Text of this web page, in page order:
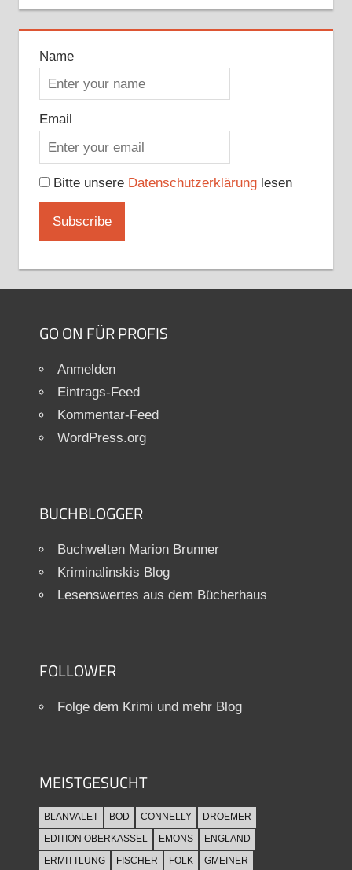
Name
Email
Bitte unsere Datenschutzerklärunglesen
GO ON FÜR PROFIS
Anmelden
Eintrags-Feed
Kommentar-Feed
WordPress.org
BUCHBLOGGER
Buchwelten Marion Brunner
Kriminalinskis Blog
Lesenswertes aus dem Bücherhaus
FOLLOWER
Folge dem Krimi und mehr Blog
MEISTGESUCHT
BLANVALET BOD CONNELLY
DROEMER
EDITION OBERKASSEL
EMONS
ENGLAND
ERMITTLUNG
FISCHER FOLK GMEINER